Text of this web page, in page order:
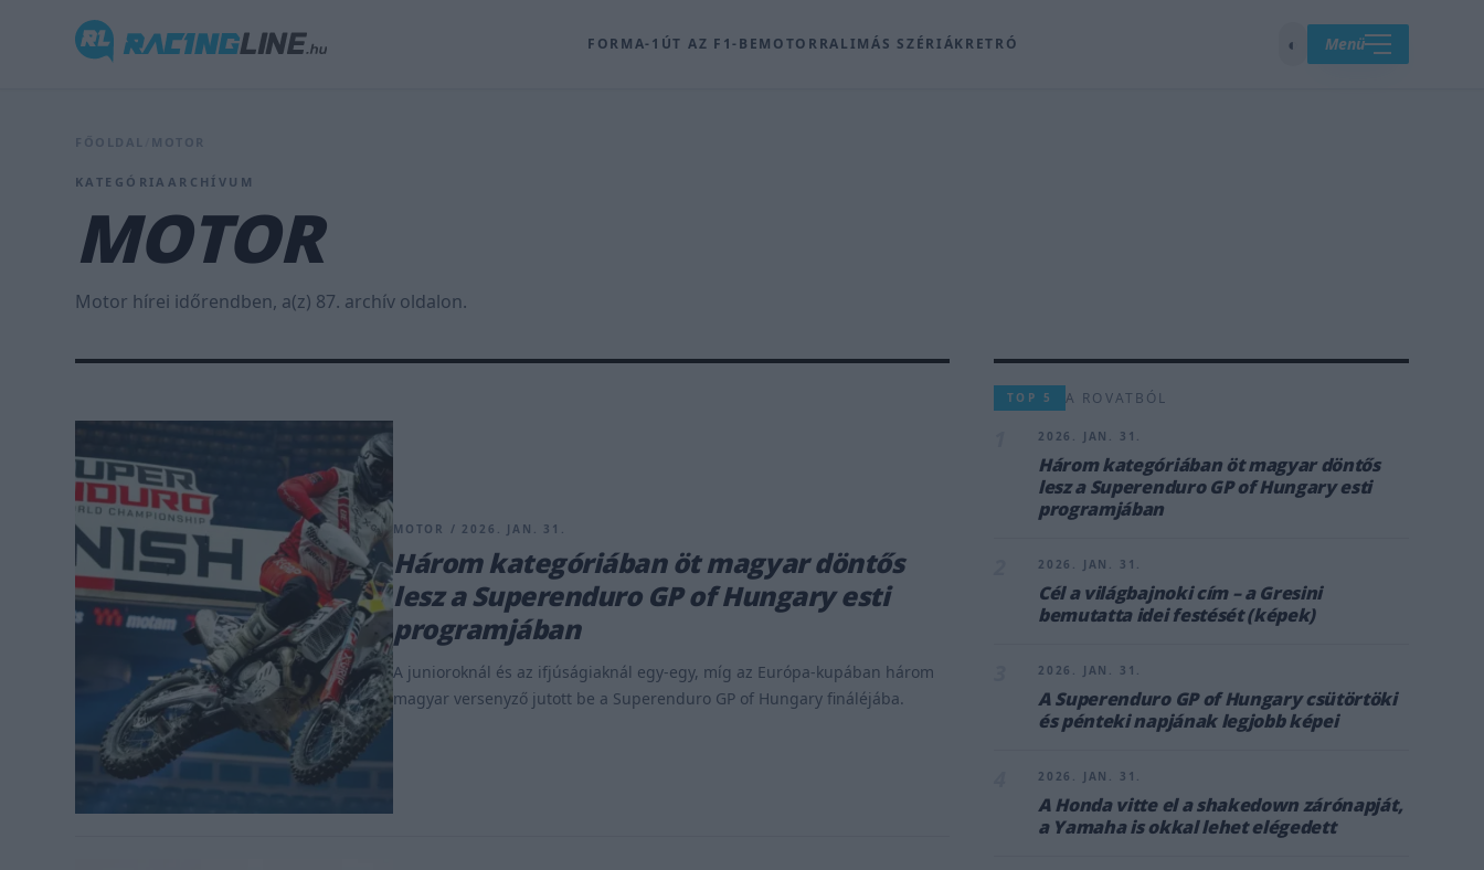
FORMA-1 ÚT AZ F1-BEMOTORRALIMÁS SZÉRIÁKRETRÓ ◐ Menü
FŐOLDAL MOTOR
KATEGÓRIAARCHÍVUM
MOTOR
Motor hírei időrendben, a(z) 87. archív oldalon.
MOTOR / 2026. JAN. 31.
Három kategóriában öt magyar döntős
lesz a Superenduro GP of Hungary esti
programjában
A junioroknál és az ifjúságiaknál egy-egy, míg az Európa-kupában három
magyar versenyző jutott be a Superenduro GP of Hungary fináléjába.
TOP 5 A ROVATBÓL
2026. JAN. 31.
Három kategóriában öt magyar döntős
lesz a Superenduro GP of Hungary esti
programjában
2026. JAN. 31.
Cél a világbajnoki cím – a Gresini
bemutatta idei festését (képek)
2026. JAN. 31.
A Superenduro GP of Hungary csütörtöki
és pénteki napjának legjobb képei
2026. JAN. 31.
A Honda vitte el a shakedown zárónapját,
a Yamaha is okkal lehet elégedett